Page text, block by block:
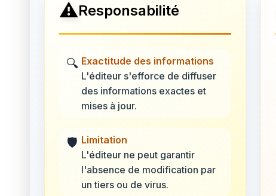
⚠️Responsabilité
🔍 Exactitude des informations
L'éditeur s'efforce de diffuser
des informations exactes et
mises à jour.
🛡️ Limitation
L'éditeur ne peut garantir
l'absence de modification par
un tiers ou de virus.